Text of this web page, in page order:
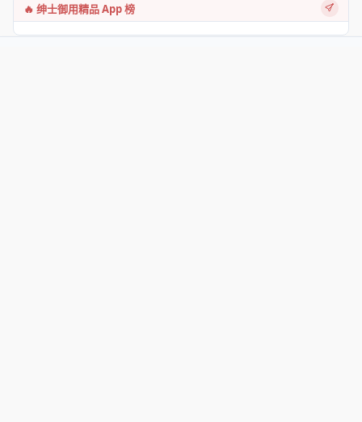
🔥 绅士御用精品 App 榜